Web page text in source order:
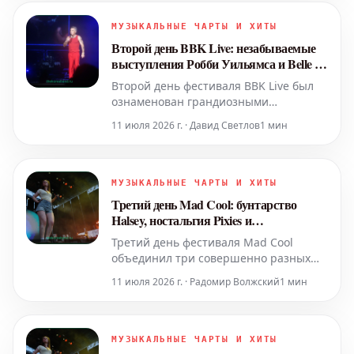
невероятной энергией, сделав этот
всех присутствующих.
МУЗЫКАЛЬНЫЕ ЧАРТЫ И ХИТЫ
Второй день BBK Live: незабываемые
выступления Робби Уильямса и Belle &
Sebastian
Второй день фестиваля BBK Live был
ознаменован грандиозными
Belle & Sebastian, которые оставили
представили масштабные шоу,
невероятной жизненной энергией,
собрав на свои конце
11 июля 2026 г. · Давид Светлов1 мин
МУЗЫКАЛЬНЫЕ ЧАРТЫ И ХИТЫ
Третий день Mad Cool: бунтарство
Halsey, ностальгия Pixies и
естественность Sigrid
Третий день фестиваля Mad Cool
объединил три совершенно разных
подхода к концертному выступлению.
Зрители увидели бунтарский дух
обезоруживающую естественность
11 июля 2026 г. · Радомир Волжский1 мин
МУЗЫКАЛЬНЫЕ ЧАРТЫ И ХИТЫ